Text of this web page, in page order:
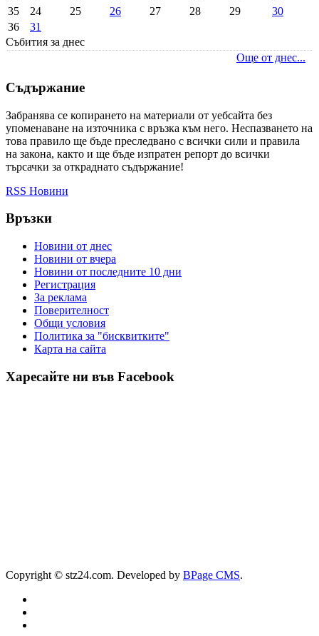
35
24 25 26 27 28 29
30
36
31
Събития за днес
Още от днес...
Съдържание
Забранява се копирането на материали от уебсайта без
упоменаване на източника с връзка към него. Неспазването на
това правило ще бъде преследвано с всички сили и правила
на закона, както и ще бъде изпратен репорт до всички
търсачки за откраднато съдържание!
RSS Новини
Връзки
Новини от днес
Новини от вчера
Новини от последните 10 дни
Регистрация
За реклама
Πoвepитeлнocт
Общи условия
Политика за "бисквитките"
Карта на сайта
Харесайте ни във Facebook
Copyright © stz24.com. Developed by BPage CMS.